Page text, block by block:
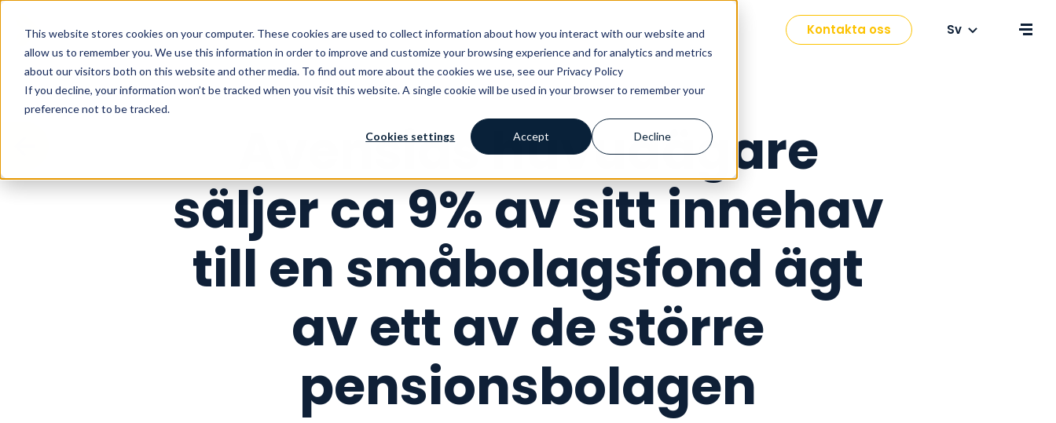
This website stores cookies on your computer. These cookies are used to collect information about how you interact with our website and
allow us to remember you. We use this information in order to improve and customize your browsing experience and for analytics and metrics
about our visitors both on this website and other media. To find out more about the cookies we use, see our Privacy Policy
If you decline, your information won’t be tracked when you visit this website. A single cookie will be used in your browser to remember your
preference not to be tracked.
Cookies settings Accept Decline
Vårt erbjudande Kunskapshubben Kundcase Kontakta oss Change language
Avensias huvudägare
säljer ca 9% av sitt innehav
till en småbolagsfond ägt
av ett av de större
pensionsbolagen